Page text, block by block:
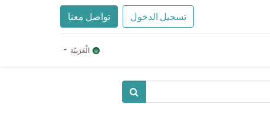
تسجيل الدخول تواصل معنا
الْعَرَبيّة